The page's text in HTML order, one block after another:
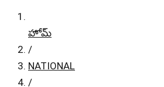
హోమ్
/
NATIONAL
/